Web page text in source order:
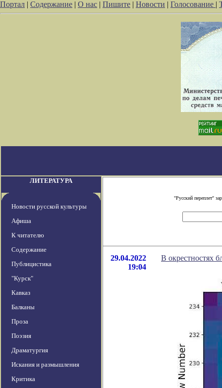
Портал | Содержание | О нас | Пишите | Новости | Голосование |
ЛИТЕРАТУРА
Новости русской культуры
Афиша
К читателю
Содержание
Публицистика
"Курск"
Кавказ
Балканы
Проза
Поэзия
Драматургия
Искания и размышления
Критика
"Русский переплет"
29.04.2022
19:04
В окрестностях